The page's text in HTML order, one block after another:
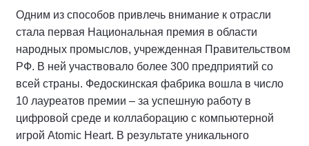
Одним из способов привлечь внимание к отрасли
стала первая Национальная премия в области
народных промыслов, учрежденная Правительством
РФ. В ней участвовало более 300 предприятий со
всей страны. Федоскинская фабрика вошла в число
10 лауреатов премии – за успешную работу в
цифровой среде и коллаборацию с компьютерной
игрой Atomic Heart. В результате уникального